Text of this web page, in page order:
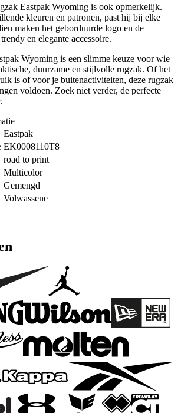
Eastpak Wyoming is ook opmerkelijk.
kleuren en patronen, past hij bij elke
maken het geborduurde logo en de
en elegante accessoire.
Wyoming is een slimme keuze voor wie
duurzame en stijlvolle rugzak. Of het
is of voor je buitenactiviteiten, deze rugzak
voldoen. Zoek niet verder, de perfecte
Eastpak
EK0008110T8
road to print
Multicolor
Gemengd
Volwassene